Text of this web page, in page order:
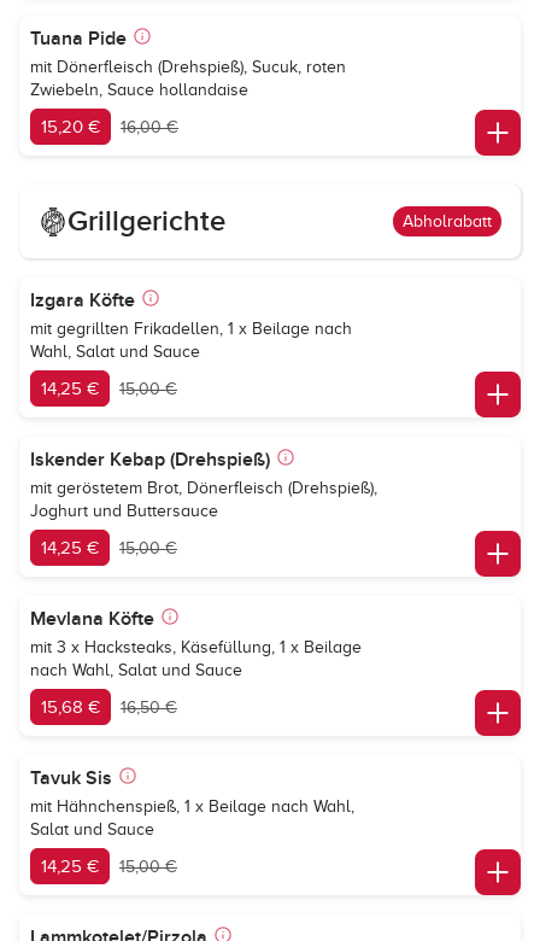
Tuana Pide
mit Dönerfleisch (Drehspieß), Sucuk, roten
Zwiebeln, Sauce hollandaise
15,20 € 16,00 €
Grillgerichte Abholrabatt
Izgara Köfte
mit gegrillten Frikadellen, 1 x Beilage nach
Wahl, Salat und Sauce
14,25 € 15,00 €
Iskender Kebap (Drehspieß)
mit geröstetem Brot, Dönerfleisch (Drehspieß),
Joghurt und Buttersauce
14,25 € 15,00 €
Mevlana Köfte
mit 3 x Hacksteaks, Käsefüllung, 1 x Beilage
nach Wahl, Salat und Sauce
15,68 € 16,50 €
Tavuk Sis
mit Hähnchenspieß, 1 x Beilage nach Wahl,
Salat und Sauce
14,25 € 15,00 €